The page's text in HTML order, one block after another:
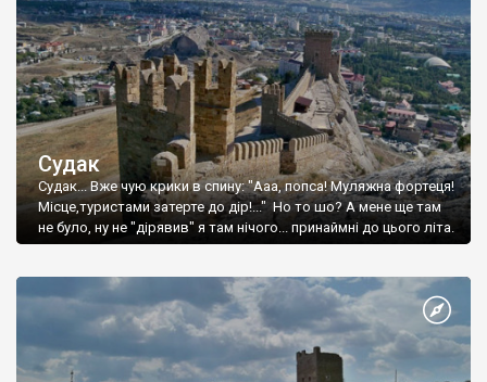
Судак
Судак... Вже чую крики в спину: "Ааа, попса! Муляжна фортеця!
Місце,туристами затерте до дір!..." Но то шо? А мене ще там
не було, ну не "дірявив" я там нічого... принаймні до цього літа.